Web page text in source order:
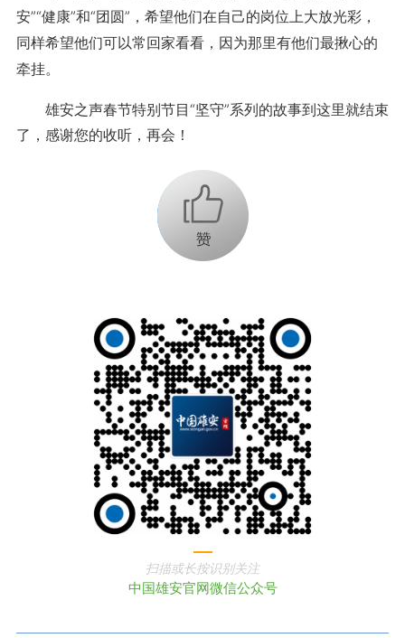
安”“健康”和“团圆”，希望他们在自己的岗位上大放光彩，
同样希望他们可以常回家看看，因为那里有他们最揪心的
牵挂。
雄安之声春节特别节目“坚守”系列的故事到这里就结束
了，感谢您的收听，再会！
+1
扫描或长按识别关注
中国雄安官网微信公众号